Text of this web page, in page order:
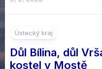
Ústecký kraj
Důl Bílina, důl
kostel v Mostě